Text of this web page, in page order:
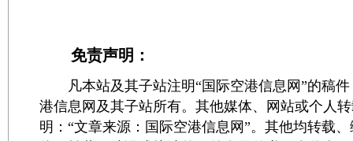
免责声明：
凡本站及其子站注明“国际空港信息网”的稿件
港信息网及其子站所有。其他媒体、网站或个人
明：“文章来源：国际空港信息网”。其他均转载